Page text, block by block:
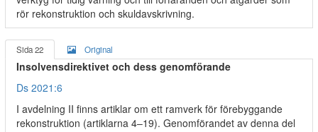
rör rekonstruktion och skuldavskrivning.
Sida 22 Original
Insolvensdirektivet och dess genomförande
Ds 2021:6
I avdelning II finns artiklar om ett ramverk för förebyggande
rekonstruktion (artiklarna 4–19). Genomförandet av denna del